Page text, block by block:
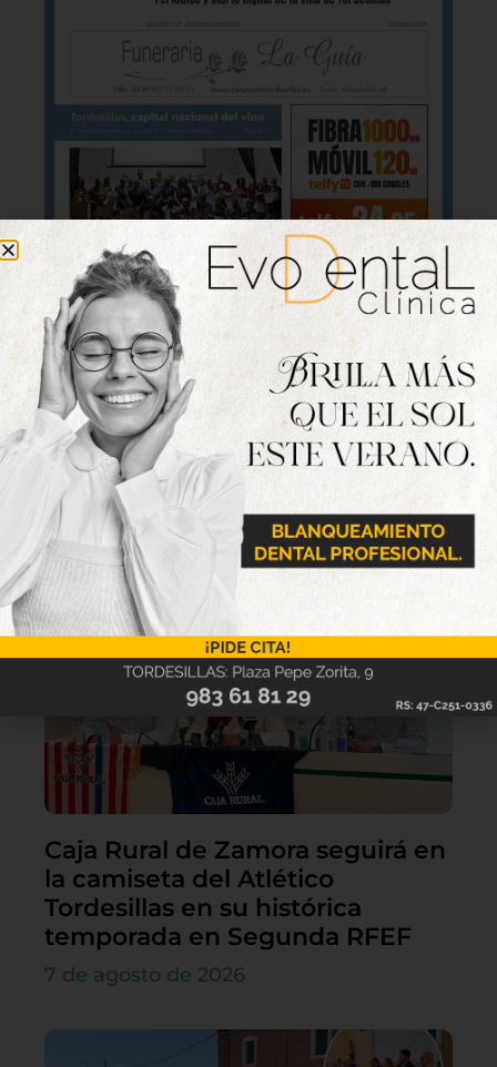
Lo último
Caja Rural de Zamora seguirá en
la camiseta del Atlético
Tordesillas en su histórica
temporada en Segunda RFEF
7 de agosto de 2026